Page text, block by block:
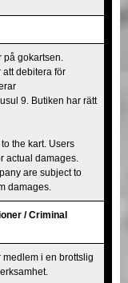
gokartsen.
att debitera för
9. Butiken har rätt
the kart. Users
actual damages.
are subject to
damages.
/ Criminal
i en brottslig